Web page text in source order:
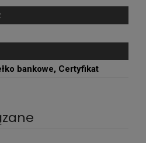
bankowe, Certyfikat